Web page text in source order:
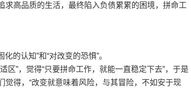
高品质的生活，最终陷入负债累累的困境，拼命工
的认知”和“对改变的恐惧”。
”，觉得“只要拼命工作，就能一直稳定下去”，于是
得，“改变就意味着风险，与其冒险，不如安于现